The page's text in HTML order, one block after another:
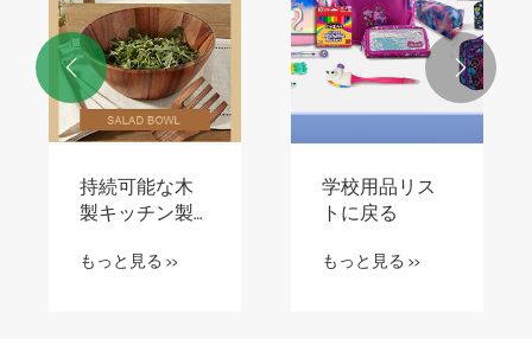
知っておくべ
き人気のヘチ
もっと見る >>
空気清浄器
 